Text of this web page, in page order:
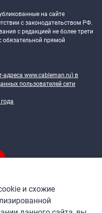
на сайте
с законодательством РФ.
с редакцией не более трети
обязательной прямой
адреса www.cableman.ru) в
пользователей сети
и схожие